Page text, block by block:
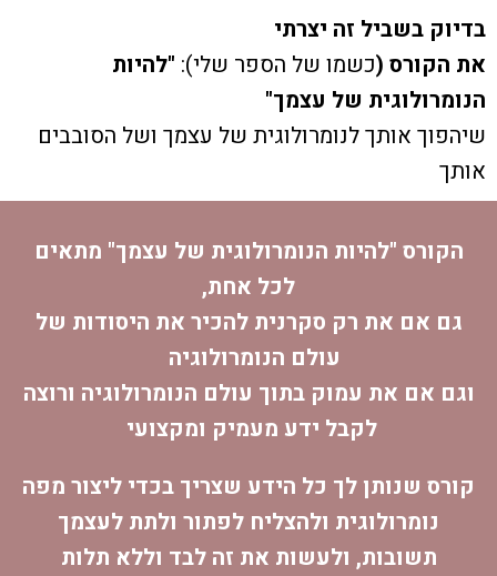
בדיוק בשביל זה יצרתי
את הקורס (כשמו של הספר שלי): "להיות
הנומרולוגית של עצמך"
שיהפוך אותך לנומרולוגית של עצמך ושל הסובבים
אותך
הקורס "להיות הנומרולוגית של עצמך" מתאים
לכל אחת,
גם אם את רק סקרנית להכיר את היסודות של
עולם הנומרולוגיה
וגם אם את עמוק בתוך עולם הנומרולוגיה ורוצה
לקבל ידע מעמיק ומקצועי
קורס שנותן לך כל הידע שצריך בכדי ליצור מפה
נומרולוגית ולהצליח לפתור ולתת לעצמך
תשובות, ולעשות את זה לבד וללא תלות